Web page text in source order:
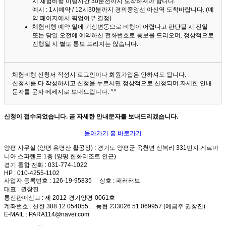
예시 : 1시예약 / 12시30분까지 경의중앙선 아신역 도착바랍니다. (예
약 페이지에서 픽업여부 결정)
체험비행 예약 일에 기상변동으로 비행이 어렵다고 판단될 시 전일
또는 당일 오전에 예약하신 전화번호로 통보를 드리오며, 정상적으로
진행될 시 별도 통보 드리지는 않습니다.
체험비행 신청서 작성시 로그인이나 회원가입은 안하셔도 됩니다.
신청서를 다 작성하시고 신청을 누르시면 정상적으로 신청되며 자세한 안내
문자를 문자 메세지로 보내드립니다. ^^
신청이 접수되었습니다. 곧 자세한 안내문자를 보내드리겠습니다.
돌아가기 홈 바로가기
양평 사무실 (양평 유명산 활공장) : 경기도 양평군 옥천면 신복리 331번지 게르마
니아 스파랜드 1층 (양평 한화리조트 인근)
경기 통합 전화 : 031-774-1022
HP : 010-4255-1102
사업자 등록번호 : 126-19-95835 상호 : 패러러브
대표 : 권창진
통신판매신고 : 제 2012-경기양평-0061호
계좌번호 : 신한 388 12 054055 농협 233026 51 069957 (예금주 권창진)
E-MAIL : PARA114@naver.com